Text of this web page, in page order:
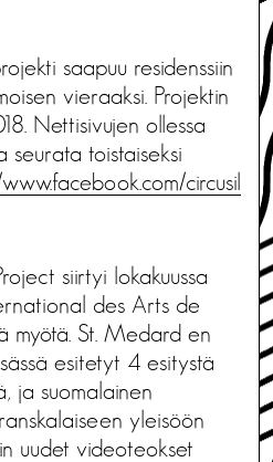
saapuu residenssiin
vieraaksi. Projektin
Nettisivujen ollessa
toistaiseksi
circusil
siirtyi lokakuussa
des Arts de
myötä. St. Medard en
esitetyt 4 esitystä
ja suomalainen
yleisöön
uudet videoteokset